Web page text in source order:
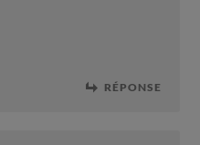
RÉPONSE